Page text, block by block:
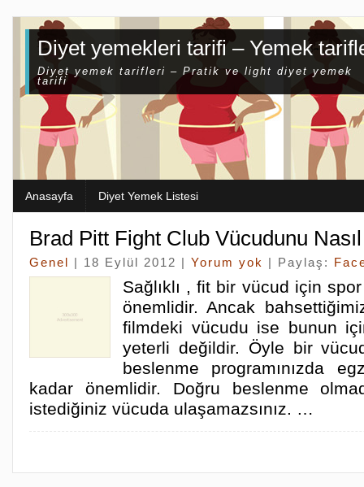
Diyet yemekleri tarifi – Yemek
Diyet yemek tarifleri – Pratik ve light diyet yemek
tarifi
Anasayfa Diyet Yemek Listesi
Brad Pitt Fight Club Vücudunu Nasıl
Genel | 18 Eylül 2012 | Yorum yok | Paylaş:
Sağlıklı , fit bir vücud için
önemlidir. Ancak
filmdeki vücudu ise bunun
yeterli değildir. Öyle bir
beslenme programınızda
kadar önemlidir. Doğru beslenme
istediğiniz vücuda ulaşamazsınız. …